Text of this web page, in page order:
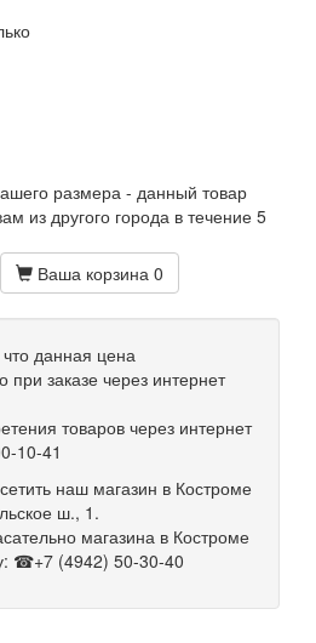
размера - данный товар
из другого города в течение 5
Ваша корзина 0
данная цена
при заказе через интернет
товаров через интернет
10-41
наш магазин в Костроме
ш., 1.
магазина в Костроме
☎+7 (4942) 50-30-40